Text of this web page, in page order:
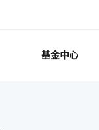
基金中心